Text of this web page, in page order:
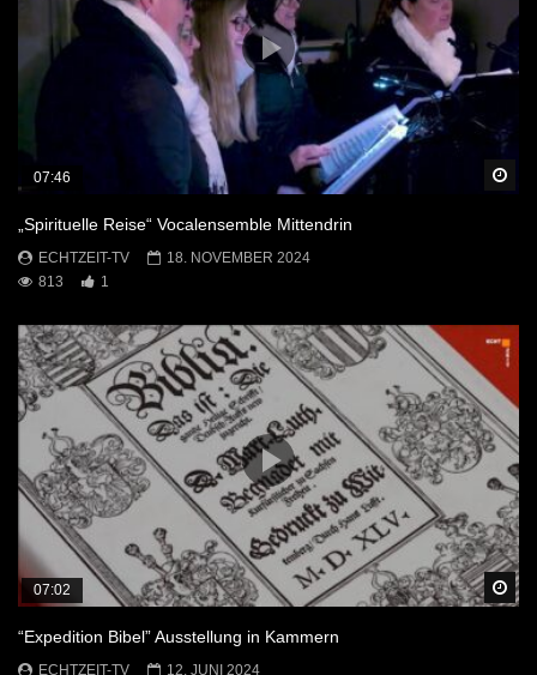
07:46
„Spirituelle Reise“ Vocalensemble Mittendrin
ECHTZEIT-TV
18. NOVEMBER 2024
813
1
07:02
“Expedition Bibel” Ausstellung in Kammern
ECHTZEIT-TV
12. JUNI 2024